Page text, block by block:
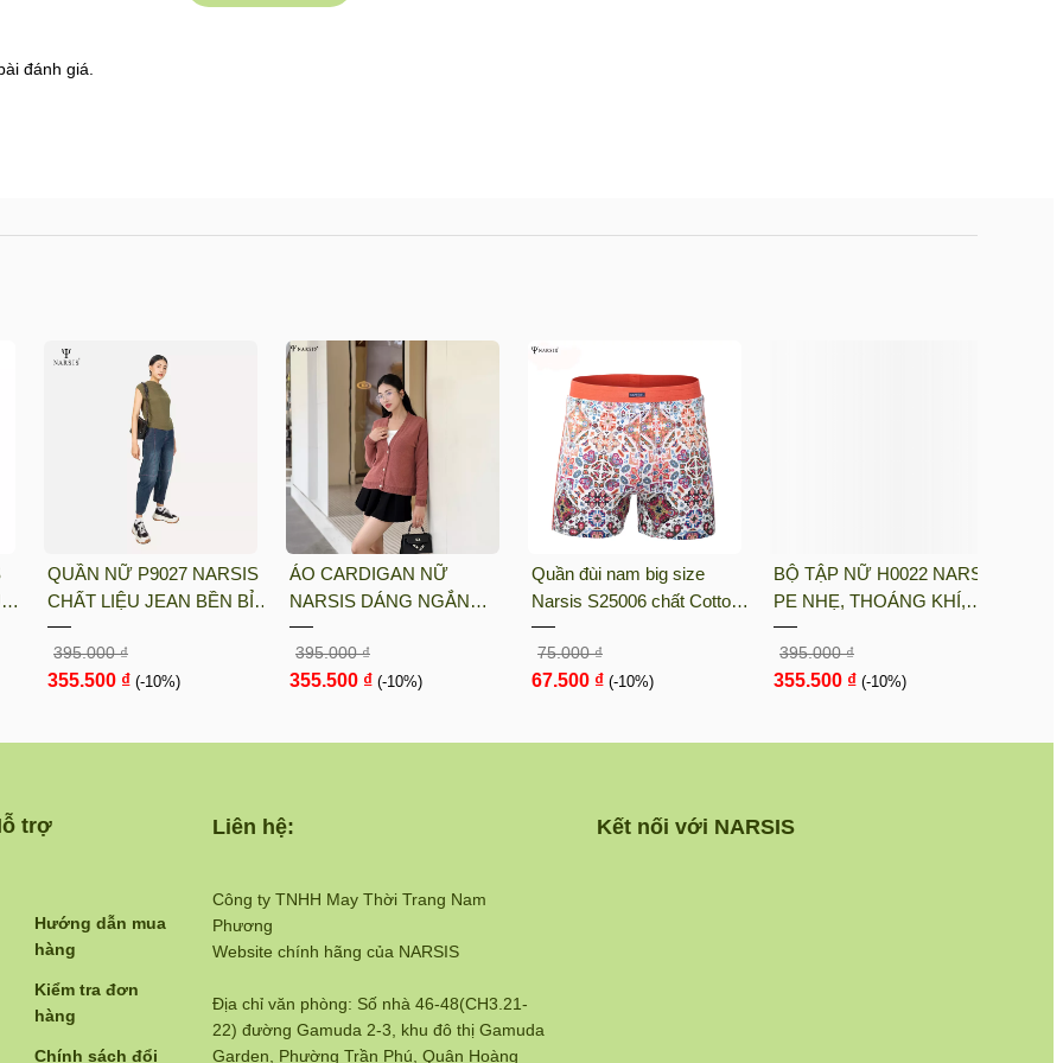
huong-dan-mua-hang
tra-don-hang
doi-tra-hoan-tien
chinh-sach-ban-hang
đánh giá.
QUẦN NỮ P9027 NARSIS
CHẤT LIỆU JEAN BỀN BỈ,
CÁ TÍNH, TRẺ TRUNG,
THỜI TRANG, TRẺ
TRUNG, THỜI TRANG
395.000 ₫
355.500 ₫ (-10%)
ÁO CARDIGAN NỮ
NARSIS DÁNG NGẮN
CHẤT LIỆU LEN MỀM MỊN
MÀU NÂU RUSTIC PHONG
CÁCH HÀN QUỐC L23030
395.000 ₫
355.500 ₫ (-10%)
Quần đùi nam big size
Narsis S25006 chất Cotton
Spandex màu Hoa văn đỏ,
thiết kế thoáng khí, phù hợp
mùa hè
75.000 ₫
67.500 ₫ (-10%)
BỘ TẬP NỮ H0022 NARSIS
PE NHẸ, THOÁNG KHÍ,
THẤM MỒ HÔI, CHẤT LIỆU
BỀN, CHỐNG NẮNG
395.000 ₫
355.500 ₫ (-10%)
Công ty TNHH May Thời Trang Nam
Phương
Website chính hãng của NARSIS
Địa chỉ văn phòng: Số nhà 46-48(CH3.21-
22) đường Gamuda 2-3, khu đô thị Gamuda
Garden, Phường Trần Phú, Quận Hoàng
trợ Kết nối với NARSIS
Liên hệ:
Hướng dẫn mua
hàng
Kiểm tra đơn
hàng
Chính sách đổi